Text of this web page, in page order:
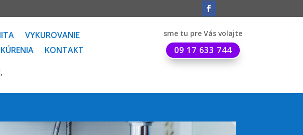
VYKUROVANIE
KONTAKT
sme tu pre Vás volajte
09 17 633 744